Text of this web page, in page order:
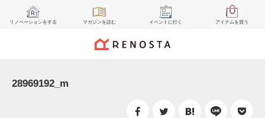
リノベーションをする マガジンを読む イベント に行く アイテムを買う
28969192_m